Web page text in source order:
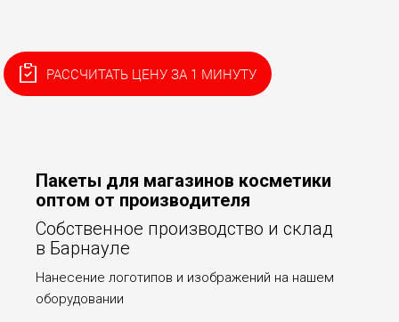
Пакеты для магазинов косметики
оптом от производителя
Собственное производство и склад
в Барнауле
Нанесение логотипов и изображений на нашем
оборудовании
РАССЧИТАТЬ ЦЕНУ ЗА 1 МИНУТУ